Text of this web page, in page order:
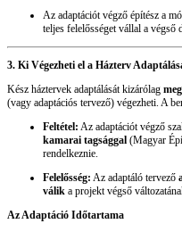
Az adaptációt végző építész a
teljes felelősséget vállal a végső
3. Ki Végezheti el a Házterv
Kész háztervek adaptálását kizárólag
(vagy adaptációs tervező) végezheti. A
Feltétel: Az adaptációt végző
kamarai tagsággal (Magyar
rendelkeznie.
Felelősség: Az adaptáló tervező
válik a projekt végső
Az Adaptáció Időtartama